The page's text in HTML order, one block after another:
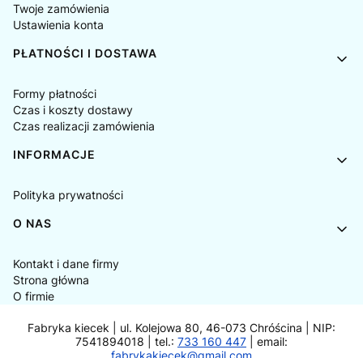
Twoje zamówienia
Ustawienia konta
PŁATNOŚCI I DOSTAWA
Formy płatności
Czas i koszty dostawy
Czas realizacji zamówienia
INFORMACJE
Polityka prywatności
O NAS
Kontakt i dane firmy
Strona główna
O firmie
Fabryka kiecek | ul. Kolejowa 80, 46-073 Chróścina | NIP:
7541894018 | tel.: 733 160 447 | email:
fabrykakiecek@gmail.com